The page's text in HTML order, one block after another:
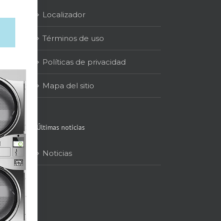
Localizador
Términos de uso
Políticas de privacidad
Mapa del sitio
Últimas noticias
Noticias